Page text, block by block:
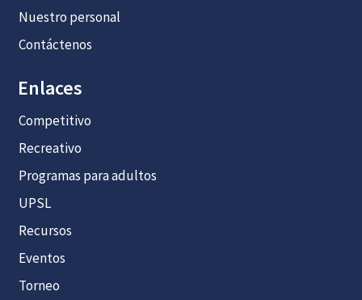
Nuestro personal
Contáctenos
Enlaces
Competitivo
Recreativo
Programas para adultos
UPSL
Recursos
Eventos
Torneo